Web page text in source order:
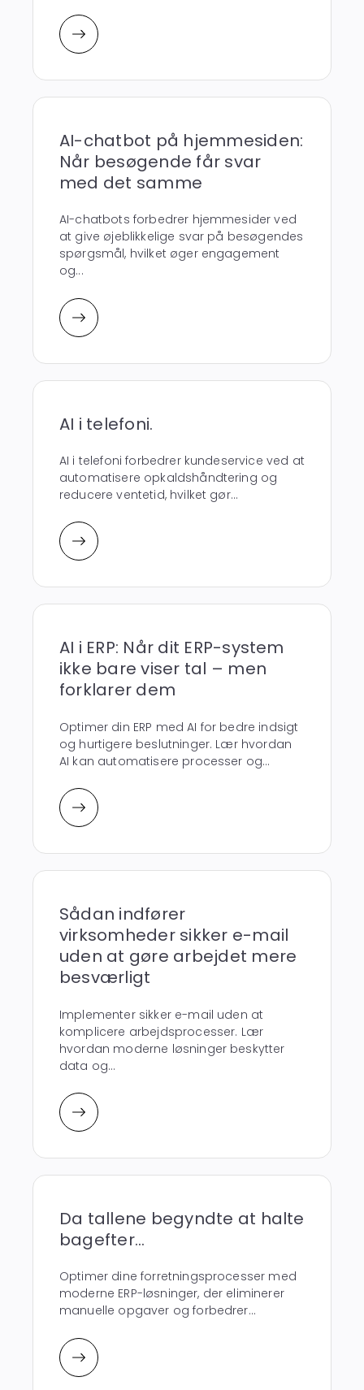
AI-chatbot på hjemmesiden:
Når besøgende får svar
med det samme
AI-chatbots forbedrer hjemmesider ved
at give øjeblikkelige svar på besøgendes
spørgsmål, hvilket øger engagement
og...
AI i telefoni.
AI i telefoni forbedrer kundeservice ved at
automatisere opkaldshåndtering og
reducere ventetid, hvilket gør...
AI i ERP: Når dit ERP-system
ikke bare viser tal – men
forklarer dem
Optimer din ERP med AI for bedre indsigt
og hurtigere beslutninger. Lær hvordan
AI kan automatisere processer og...
Sådan indfører
virksomheder sikker e-mail
uden at gøre arbejdet mere
besværligt
Implementer sikker e-mail uden at
komplicere arbejdsprocesser. Lær
hvordan moderne løsninger beskytter
data og...
Da tallene begyndte at halte
bagefter...
Optimer dine forretningsprocesser med
moderne ERP-løsninger, der eliminerer
manuelle opgaver og forbedrer...